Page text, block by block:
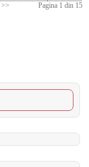
Pagina 1 din 15
>>